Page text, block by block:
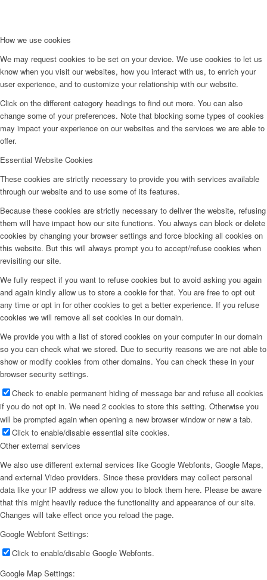
How we use cookies
We may request cookies to be set on your device. We use cookies to let us
know when you visit our websites, how you interact with us, to enrich your
user experience, and to customize your relationship with our website.
Click on the different category headings to find out more. You can also
change some of your preferences. Note that blocking some types of cookies
may impact your experience on our websites and the services we are able to
offer.
Essential Website Cookies
These cookies are strictly necessary to provide you with services available
through our website and to use some of its features.
Because these cookies are strictly necessary to deliver the website, refusing
them will have impact how our site functions. You always can block or delete
cookies by changing your browser settings and force blocking all cookies on
this website. But this will always prompt you to accept/refuse cookies when
revisiting our site.
We fully respect if you want to refuse cookies but to avoid asking you again
and again kindly allow us to store a cookie for that. You are free to opt out
any time or opt in for other cookies to get a better experience. If you refuse
cookies we will remove all set cookies in our domain.
We provide you with a list of stored cookies on your computer in our domain
so you can check what we stored. Due to security reasons we are not able to
show or modify cookies from other domains. You can check these in your
browser security settings.
Check to enable permanent hiding of message bar and refuse all cookies
if you do not opt in. We need 2 cookies to store this setting. Otherwise you
will be prompted again when opening a new browser window or new a tab.
Click to enable/disable essential site cookies.
Other external services
We also use different external services like Google Webfonts, Google Maps,
and external Video providers. Since these providers may collect personal
data like your IP address we allow you to block them here. Please be aware
that this might heavily reduce the functionality and appearance of our site.
Changes will take effect once you reload the page.
Google Webfont Settings:
Click to enable/disable Google Webfonts.
Google Map Settings: